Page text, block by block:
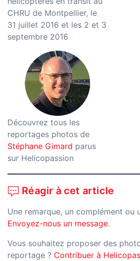
CHRU de Montpellier, le
31 juillet 2016 et les 2 et 3
septembre 2016
Découvrez tous les
reportages photos de
Stéphane Gimard parus
sur Helicopassion
Réagir à cet article
Une remarque, un complément ou
Envoyez-nous un message.
Vous souhaitez proposer des
reportage ? Contribuer à